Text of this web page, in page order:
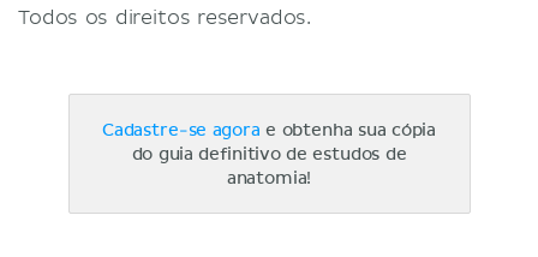
Todos os direitos reservados.
Cadastre-se agora e obtenha sua cópia
do guia definitivo de estudos de
anatomia!